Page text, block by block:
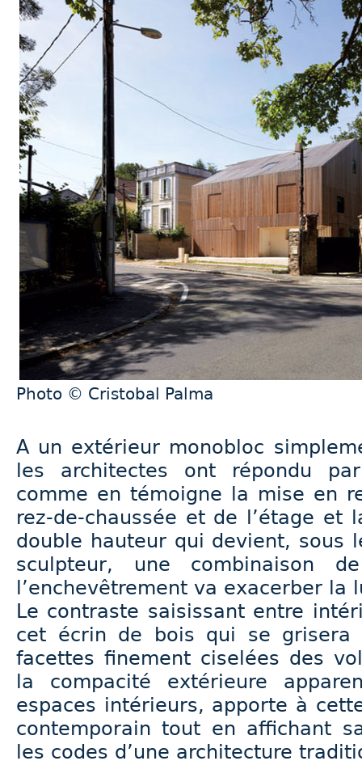
Photo © Cristobal Palma
A un extérieur monobloc
les architectes ont répondu
comme en témoigne la mise en
rez-de-chaussée et de l’étage et
double hauteur qui devient, sous
sculpteur, une combinaison
l’enchevêtrement va exacerber la
Le contraste saisissant entre
cet écrin de bois qui se
facettes finement ciselées des
la compacité extérieure
espaces intérieurs, apporte à
contemporain tout en affichant
les codes d’une architecture